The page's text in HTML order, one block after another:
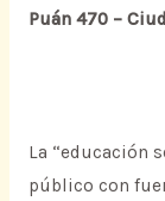
Puán 470 –
La “educación
público con